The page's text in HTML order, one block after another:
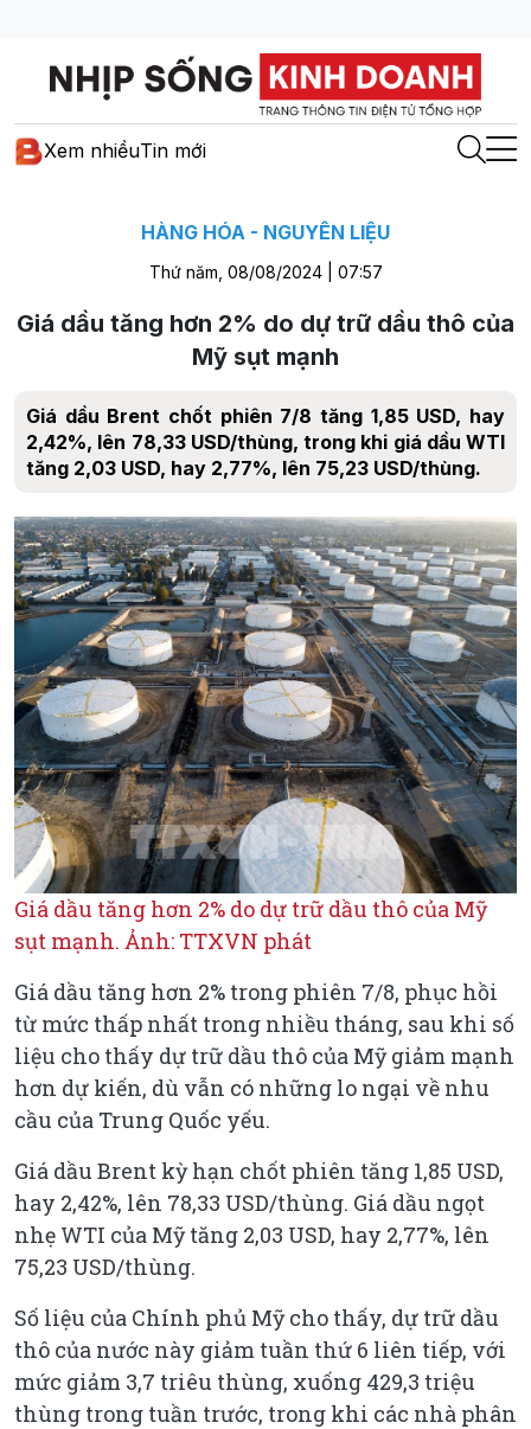
Xem nhiềuTin mới
HÀNG HÓA - NGUYÊN LIỆU
Thứ năm, 08/08/2024 | 07:57
Giá dầu tăng hơn 2% do dự trữ dầu thô của
Mỹ sụt mạnh
Giá dầu Brent chốt phiên 7/8 tăng 1,85 USD, hay
2,42%, lên 78,33 USD/thùng, trong khi giá dầu WTI
tăng 2,03 USD, hay 2,77%, lên 75,23 USD/thùng.
Giá dầu tăng hơn 2% do dự trữ dầu thô của Mỹ
sụt mạnh. Ảnh: TTXVN phát
Giá dầu tăng hơn 2% trong phiên 7/8, phục hồi
từ mức thấp nhất trong nhiều tháng, sau khi số
liệu cho thấy dự trữ dầu thô của Mỹ giảm mạnh
hơn dự kiến, dù vẫn có những lo ngại về nhu
cầu của Trung Quốc yếu.
Giá dầu Brent kỳ hạn chốt phiên tăng 1,85 USD,
hay 2,42%, lên 78,33 USD/thùng. Giá dầu ngọt
nhẹ WTI của Mỹ tăng 2,03 USD, hay 2,77%, lên
75,23 USD/thùng.
Số liệu của Chính phủ Mỹ cho thấy, dự trữ dầu
thô của nước này giảm tuần thứ 6 liên tiếp, với
mức giảm 3,7 triêu thùng, xuống 429,3 triệu
thùng trong tuần trước, trong khi các nhà phân